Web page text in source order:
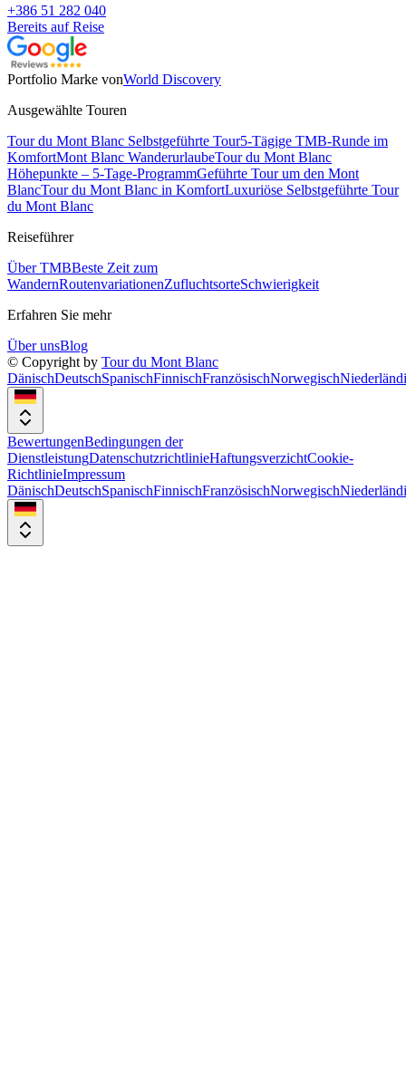
+386 51 282 040
Bereits auf Reise
Portfolio Marke vonWorld Discovery
Ausgewählte Touren
Tour du Mont Blanc Selbstgeführte Tour5-Tägige TMB-Runde im
KomfortMont Blanc WanderurlaubeTour du Mont Blanc
Höhepunkte – 5-Tage-ProgrammGeführte Tour um den Mont
BlancTour du Mont Blanc in KomfortLuxuriöse Selbstgeführte Tour
du Mont Blanc
Reiseführer
Über TMBBeste Zeit zum
WandernRoutenvariationenZufluchtsorteSchwierigkeit
Erfahren Sie mehr
Über unsBlog
© Copyright by Tour du Mont Blanc
DänischDeutschSpanischFinnischFranzösischNorwegisch
BewertungenBedingungen der
DienstleistungDatenschutzrichtlinieHaftungsverzichtCookie-
RichtlinieImpressum
DänischDeutschSpanischFinnischFranzösischNorwegisch